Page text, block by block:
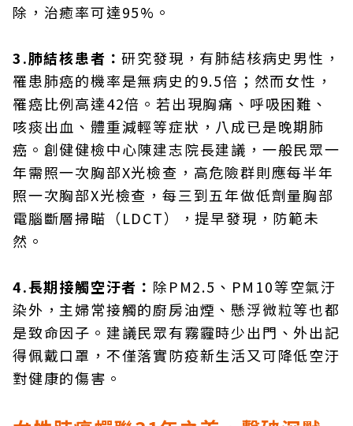
除，治癒率可達95%。
3.肺結核患者：研究發現，有肺結核病史男性，
罹患肺癌的機率是無病史的9.5倍；然而女性，
罹癌比例高達42倍。若出現胸痛、呼吸困難、
咳痰出血、體重減輕等症狀，八成已是晚期肺
癌。創健健檢中心陳建志院長建議，一般民眾一
年需照一次胸部X光檢查，高危險群則應每半年
照一次胸部X光檢查，每三到五年做低劑量胸部
電腦斷層掃瞄（LDCT），提早發現，防範未
然。
4.長期接觸空汙者： 除PM2.5、PM10等空氣汙
染外，主婦常接觸的廚房油煙、懸浮微粒等也都
是致命因子。建議民眾有霧霾時少出門、外出記
得佩戴口罩，不僅落實防疫新生活又可降低空汙
對健康的傷害。